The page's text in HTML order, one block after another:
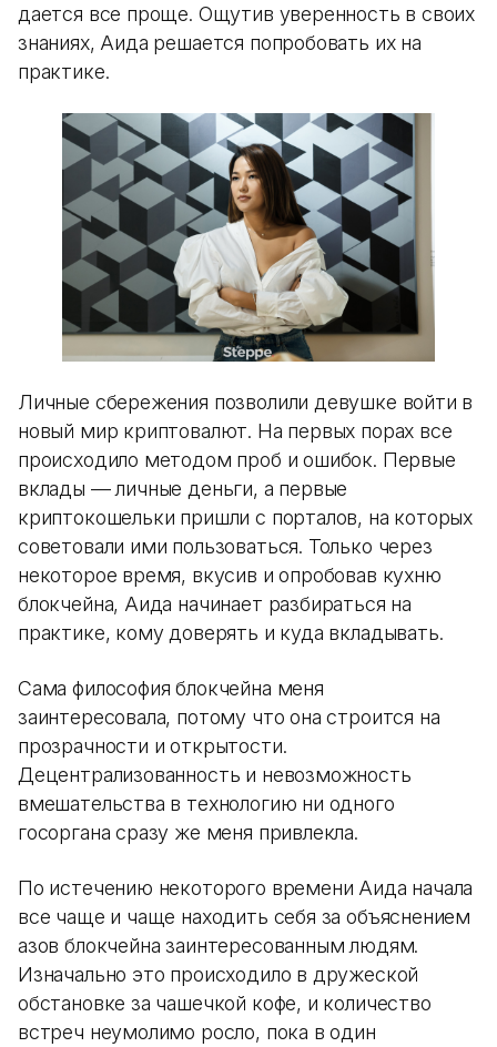
дается все проще. Ощутив уверенность в своих
знаниях, Аида решается попробовать их на
практике.
Личные сбережения позволили девушке войти в
новый мир криптовалют. На первых порах все
происходило методом проб и ошибок. Первые
вклады — личные деньги, а первые
криптокошельки пришли с порталов, на которых
советовали ими пользоваться. Только через
некоторое время, вкусив и опробовав кухню
блокчейна, Аида начинает разбираться на
практике, кому доверять и куда вкладывать.
Сама философия блокчейна меня
заинтересовала, потому что она строится на
прозрачности и открытости.
Децентрализованность и невозможность
вмешательства в технологию ни одного
госоргана сразу же меня привлекла.
По истечению некоторого времени Аида начала
все чаще и чаще находить себя за объяснением
азов блокчейна заинтересованным людям.
Изначально это происходило в дружеской
обстановке за чашечкой кофе, и количество
встреч неумолимо росло, пока в один